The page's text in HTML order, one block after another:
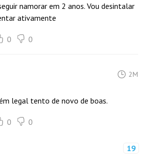
namorar em 2 anos. Vou desintalar
ativamente
0 0
2M
legal tento de novo de boas.
0 0
19